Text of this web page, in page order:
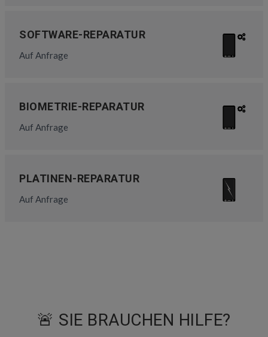
SOFTWARE-REPARATUR
Auf Anfrage
BIOMETRIE-REPARATUR
Auf Anfrage
PLATINEN-REPARATUR
Auf Anfrage
🚨 SIE BRAUCHEN HILFE?